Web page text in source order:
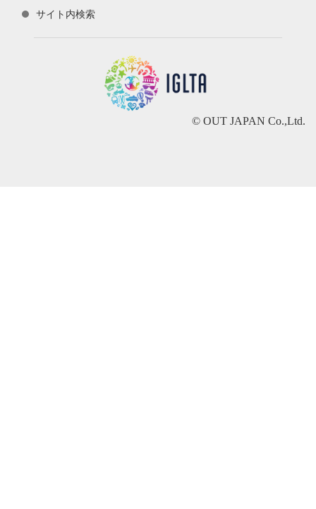
サイト内検索
© OUT JAPAN Co.,Ltd.